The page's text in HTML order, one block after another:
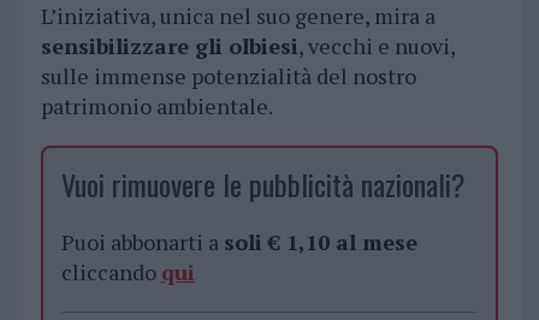
L’iniziativa, unica nel suo genere, mira a
sensibilizzare gli olbiesi, vecchi e nuovi,
sulle immense potenzialità del nostro
patrimonio ambientale.
Vuoi rimuovere le pubblicità nazionali?
Puoi abbonarti a soli € 1,10 al mese
cliccando qui